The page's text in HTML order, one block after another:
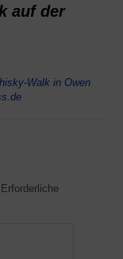
auf der
Walk in Owen
Erforderliche